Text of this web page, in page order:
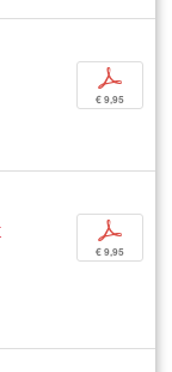
p
€ 9,95
p
€ 9,95